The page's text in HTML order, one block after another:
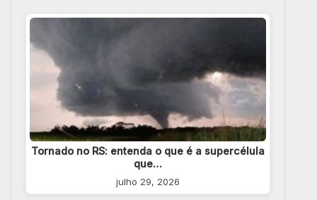
Tornado no RS: entenda o que é a supercélula
que…
julho 29, 2026